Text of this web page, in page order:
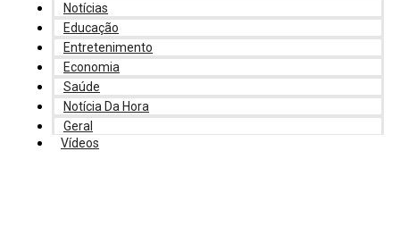
Notícias
Educação
Entretenimento
Economia
Saúde
Notícia Da Hora
Geral
Vídeos